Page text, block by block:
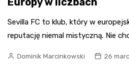
Sevilla FC to klub, który w
reputację niemal mistyczną. Nie
Dominik Marcinkowski 26